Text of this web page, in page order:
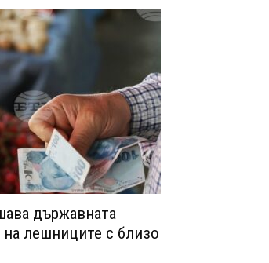
държавната
на лешниците с близо